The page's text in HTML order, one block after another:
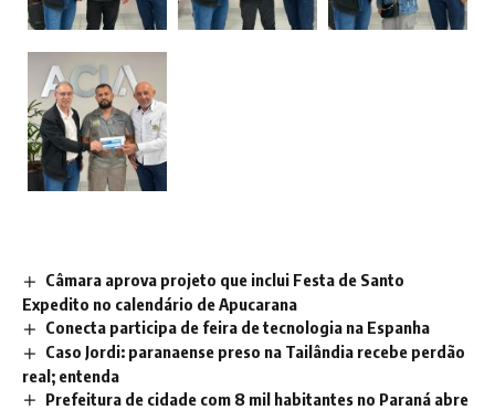
Câmara aprova projeto que inclui Festa de Santo
Expedito no calendário de Apucarana
Conecta participa de feira de tecnologia na Espanha
Caso Jordi: paranaense preso na Tailândia recebe perdão
real; entenda
Prefeitura de cidade com 8 mil habitantes no Paraná abre